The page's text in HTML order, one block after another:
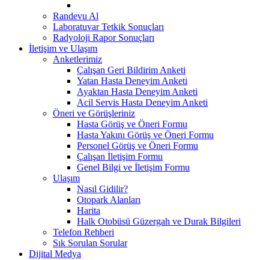
Randevu Al
Laboratuvar Tetkik Sonuçları
Radyoloji Rapor Sonuçları
İletişim ve Ulaşım
Anketlerimiz
Çalışan Geri Bildirim Anketi
Yatan Hasta Deneyim Anketi
Ayaktan Hasta Deneyim Anketi
Acil Servis Hasta Deneyim Anketi
Öneri ve Görüşleriniz
Hasta Görüş ve Öneri Formu
Hasta Yakını Görüş ve Öneri Formu
Personel Görüş ve Öneri Formu
Çalışan İletişim Formu
Genel Bilgi ve İletişim Formu
Ulaşım
Nasıl Gidilir?
Otopark Alanları
Harita
Halk Otobüsü Güzergah ve Durak Bilgileri
Telefon Rehberi
Sık Sorulan Sorular
Dijital Medya